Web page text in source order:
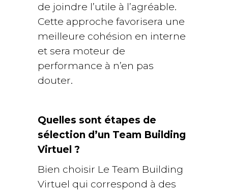
de joindre l’utile à l’agréable.
Cette approche favorisera une
meilleure cohésion en interne
et sera moteur de
performance à n’en pas
douter.
Quelles sont étapes de
sélection d’un Team Building
Virtuel ?
Bien choisir Le Team Building
Virtuel qui correspond à des